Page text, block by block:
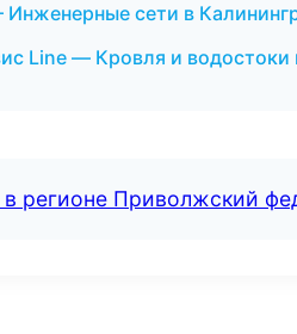
сети в
Line — Кровля и водостоки
регионе Приволжский